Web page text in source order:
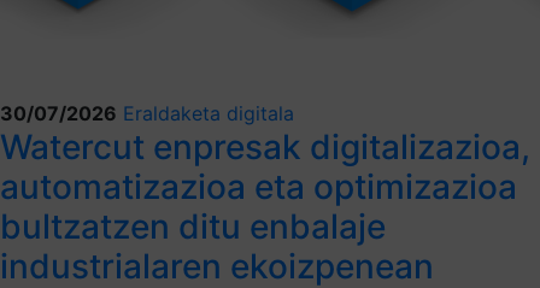
30/07/2026 Eraldaketa digitala
Watercut enpresak digitalizazioa,
automatizazioa eta optimizazioa
bultzatzen ditu enbalaje
industrialaren ekoizpenean